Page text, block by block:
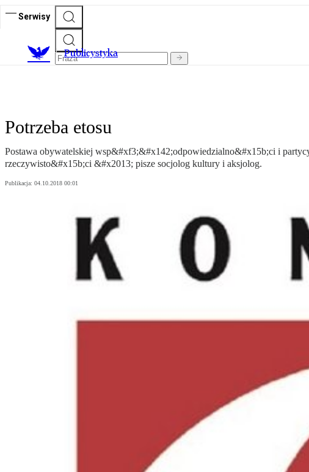
Serwisy
Publicystyka
Potrzeba etosu
Postawa obywatelskiej wsp&#xf3;&#x142;odpowiedzialno&#x15b;ci i
rzeczywisto&#x15b;ci &#x2013; pisze socjolog kultury i aksjolog.
Publikacja: 04.10.2018 00:01